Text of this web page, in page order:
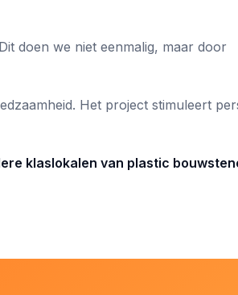
doen we niet eenmalig, maar door
Het project stimuleert
klaslokalen van plastic